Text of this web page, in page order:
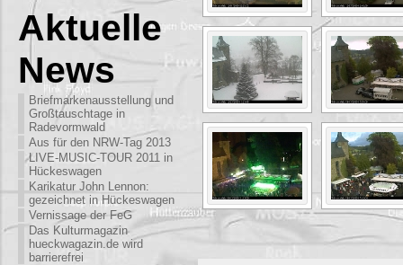
Aktuelle
News
Briefmarkenausstellung und
Großtauschtage in
Radevormwald
Aus für den NRW-Tag 2013
LIVE-MUSIC-TOUR 2011 in
Hückeswagen
Karikatur John Lennon:
gezeichnet in Hückeswagen
Vernissage der FeG
Das Kulturmagazin
hueckwagazin.de wird
barrierefrei